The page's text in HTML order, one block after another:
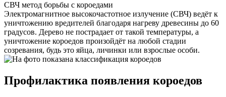
СВЧ метод борьбы с короедами
Электромагнитное высокочастотное излучение (СВЧ) ведёт к
уничтожению вредителей благодаря нагреву древесины до 60
градусов. Дерево не пострадает от такой температуры, а
уничтожение короедов произойдёт на любой стадии
созревания, будь это яйца, личинки или взрослые особи.
Профилактика появления короедов